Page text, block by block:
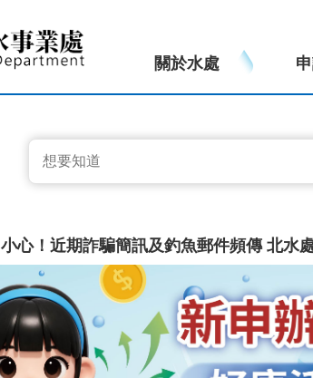
關於水處
本處接獲民眾反映收到不明及含病毒電子
【繳費公告】國泰世華企業網路銀行將自
小心！近期詐騙簡訊及釣魚郵件頻傳 北水